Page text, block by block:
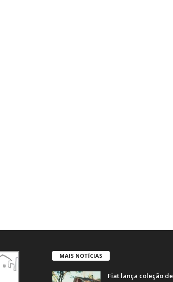
MAIS NOTÍCIAS
Fiat lança coleção de